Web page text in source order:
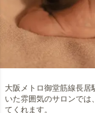
大阪メトロ御堂筋線長
いた雰囲気のサロンで
てくれます。